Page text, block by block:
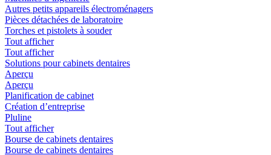
Autres petits appareils électroménagers
Pièces détachées de laboratoire
Torches et pistolets à souder
Tout afficher
Tout afficher
Solutions pour cabinets dentaires
Aperçu
Aperçu
Planification de cabinet
Création d’entreprise
Pluline
Tout afficher
Bourse de cabinets dentaires
Bourse de cabinets dentaires